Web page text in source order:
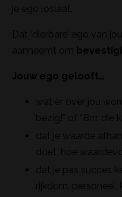
je ego loslaat.
Dat ‘dierbare’ ego van
aanneemt om
Jouw ego gelooft…
wat er over jou
bezig!” of “Brrr, die
dat je waarde
doet, hoe
dat je pas succes
rijkdom, personeel,